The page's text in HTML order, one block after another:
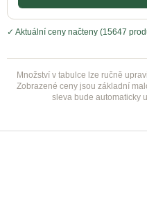
✓ Aktuální ceny načteny (15647
Množství v tabulce lze ručně
Zobrazené ceny jsou základní
sleva bude automaticky